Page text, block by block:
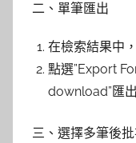
二、單筆匯出
在檢索結果中
點選”Export
download”匯
三、選擇多筆後